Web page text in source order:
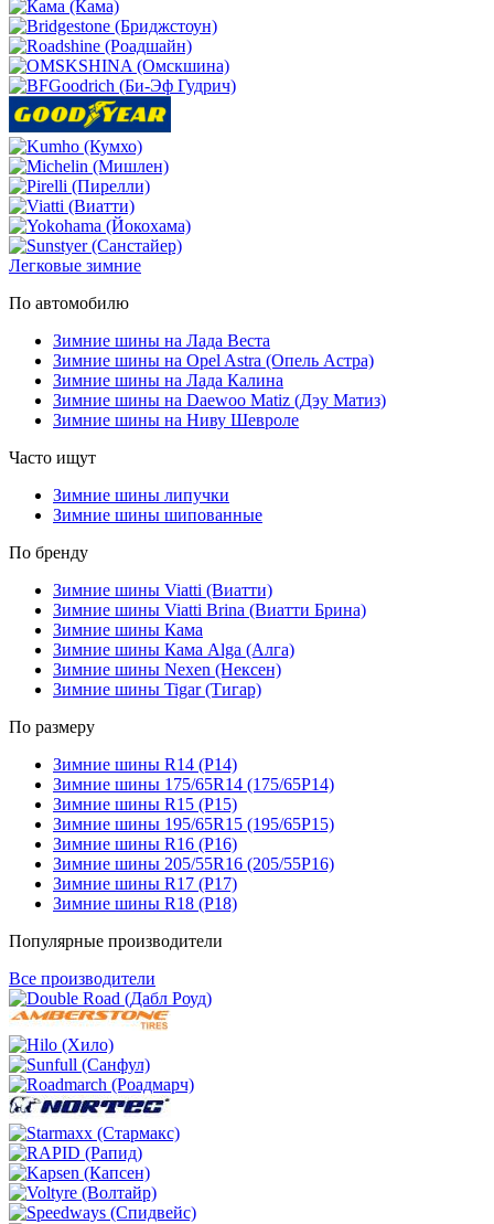
Легковые зимние
По автомобилю
Зимние шины на Лада Веста
Зимние шины на Opel Astra (Опель Астра)
Зимние шины на Лада Калина
Зимние шины на Daewoo Matiz (Дэу Матиз)
Зимние шины на Ниву Шевроле
Часто ищут
Зимние шины липучки
Зимние шины шипованные
По бренду
Зимние шины Viatti (Виатти)
Зимние шины Viatti Brina (Виатти Брина)
Зимние шины Кама
Зимние шины Кама Alga (Алга)
Зимние шины Nexen (Нексен)
Зимние шины Tigar (Тигар)
По размеру
Зимние шины R14 (Р14)
Зимние шины 175/65R14 (175/65Р14)
Зимние шины R15 (Р15)
Зимние шины 195/65R15 (195/65Р15)
Зимние шины R16 (Р16)
Зимние шины 205/55R16 (205/55Р16)
Зимние шины R17 (Р17)
Зимние шины R18 (Р18)
Популярные производители
Все производители